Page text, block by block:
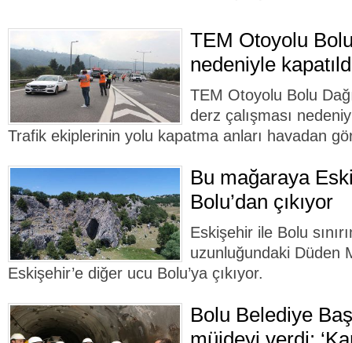
TEM Otoyolu
nedeniyle
TEM Otoyolu Bolu
derz çalışması
Trafik ekiplerinin yolu kapatma anları havadan
Bu mağaraya
Bolu’dan çıkıyor
Eskişehir ile Bolu
uzunluğundaki Düden
Eskişehir’e diğer ucu Bolu’ya çıkıyor.
Bolu Belediye